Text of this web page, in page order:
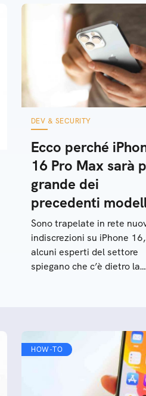
DEV & SECURITY
Ecco perché
16 Pro Max sarà
grande dei
precedenti
Sono trapelate in rete
indiscrezioni su iPhone 16,
alcuni esperti del settore
spiegano che c’è dietro la
HOW-TO